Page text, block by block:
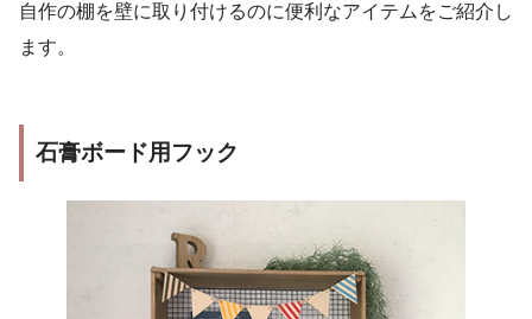
自作の棚を壁に取り付けるのに便利なアイテムをご紹介し
ます。
石膏ボード用フック